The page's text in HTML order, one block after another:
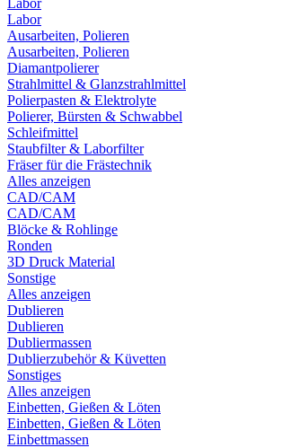
Labor
Labor
Ausarbeiten, Polieren
Ausarbeiten, Polieren
Diamantpolierer
Strahlmittel & Glanzstrahlmittel
Polierpasten & Elektrolyte
Polierer, Bürsten & Schwabbel
Schleifmittel
Staubfilter & Laborfilter
Fräser für die Frästechnik
Alles anzeigen
CAD/CAM
CAD/CAM
Blöcke & Rohlinge
Ronden
3D Druck Material
Sonstige
Alles anzeigen
Dublieren
Dublieren
Dubliermassen
Dublierzubehör & Küvetten
Sonstiges
Alles anzeigen
Einbetten, Gießen & Löten
Einbetten, Gießen & Löten
Einbettmassen